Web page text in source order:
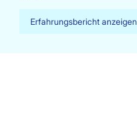
Erfahrungsbericht anzeigen